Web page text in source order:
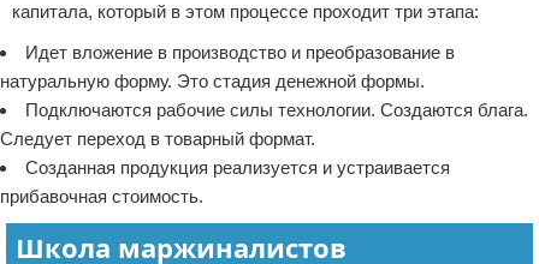
капитала, который в этом процессе проходит три этапа:
Идет вложение в производство и преобразование в
натуральную форму. Это стадия денежной формы.
Подключаются рабочие силы технологии. Создаются блага.
Следует переход в товарный формат.
Созданная продукция реализуется и устраивается
прибавочная стоимость.
Школа маржиналистов